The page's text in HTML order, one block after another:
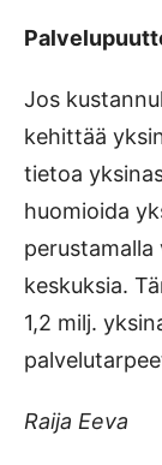
Jos
kehittää
tietoa
huomioida
keskuksia.
1,2 milj.
Raija Eeva